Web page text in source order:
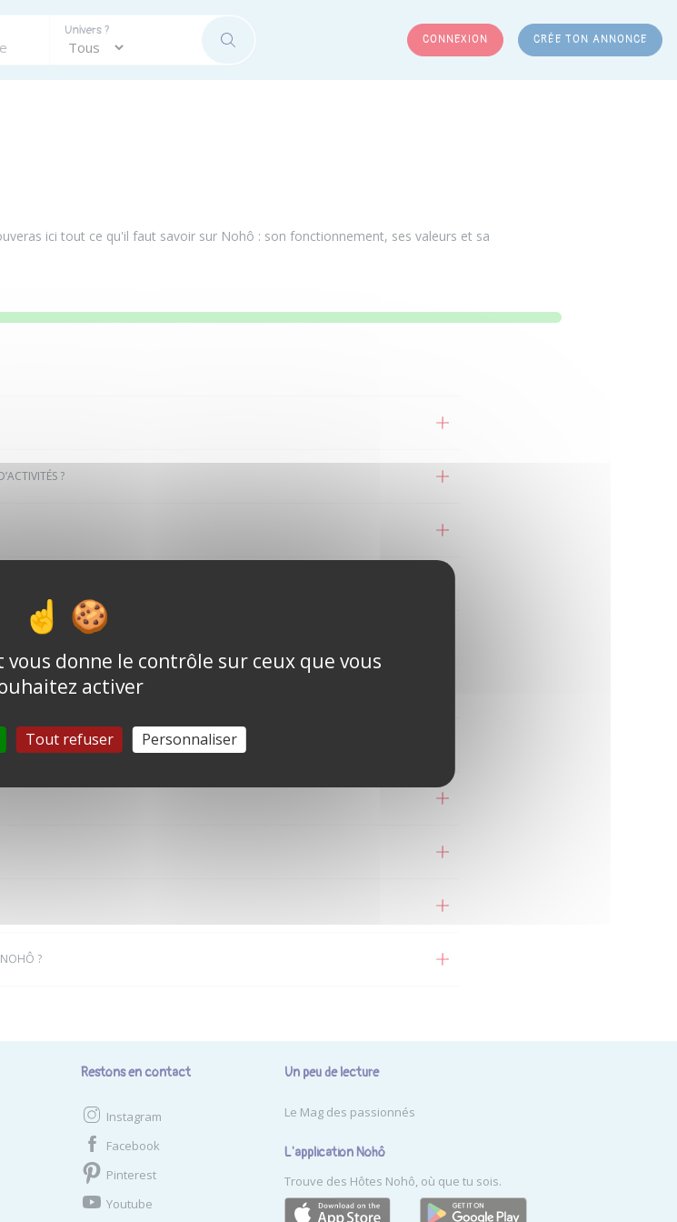
Univers ?
RECHERCHER CONNEXION CRÉE TON ANNONCE
ici tout ce qu'il faut savoir sur Nohô : son fonctionnement, ses valeurs et sa
?
SIGNALEMENT ?
NOHÔ ?
Restons en contact
Instagram
Facebook
Pinterest
Youtube
Un peu de lecture
Le Mag des passionnés
L'application Nohô
Trouve des Hôtes Nohô, où que tu sois.
donne le contrôle sur ceux que vous
activer
Tout refuser Personnaliser